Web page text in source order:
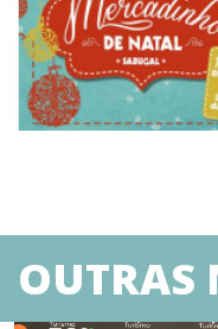
OUTRAS